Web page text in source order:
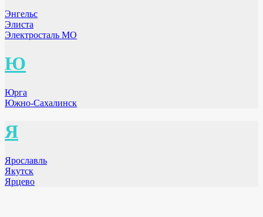
Энгельс
Элиста
Электросталь МО
Ю
Юрга
Южно-Сахалинск
Я
Ярославль
Якутск
Ярцево